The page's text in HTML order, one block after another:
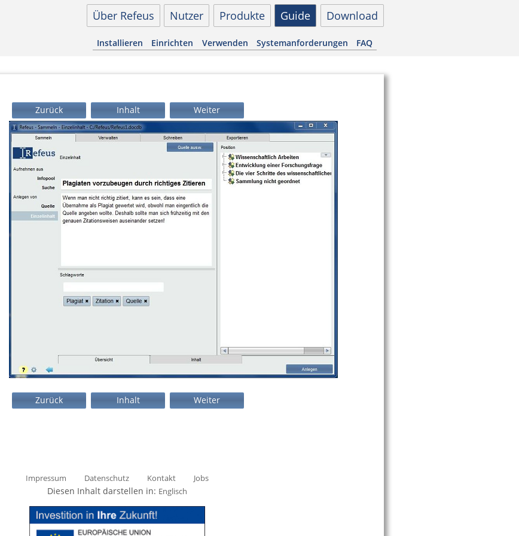
Download
Guide
Produkte
Nutzer
Über Refeus
FAQ
Systemanforderungen
Verwenden
Einrichten
Installieren
Weiter
Inhalt
Zurück
Weiter
Inhalt
Zurück
Impressum Datenschutz Kontakt Jobs
Diesen Inhalt darstellen in: Englisch